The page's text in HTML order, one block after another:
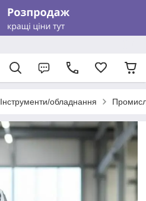
Інструменти/обладнання